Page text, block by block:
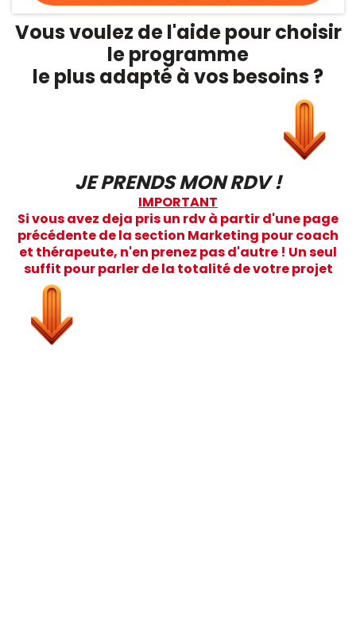
Vous voulez de l'aide pour choisir
le programme
le plus adapté à vos besoins ?
JE PRENDS MON RDV !
IMPORTANT
Si vous avez deja pris un rdv à partir d'une page
précédente de la section Marketing pour coach
et thérapeute, n'en prenez pas d'autre ! Un seul
suffit pour parler de la totalité de votre projet